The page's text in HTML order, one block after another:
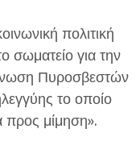
πολιτική
σωματείο για την
Πυροσβεστών
το οποίο
προς μίμηση».